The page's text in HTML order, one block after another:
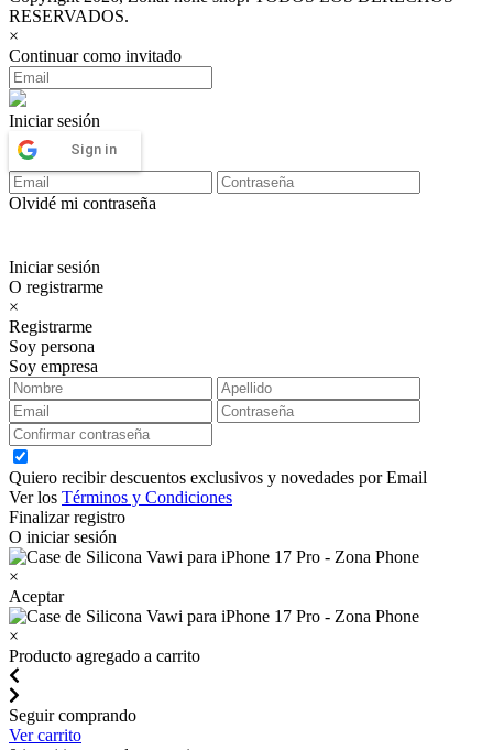
RESERVADOS.
×
Continuar como invitado
Iniciar sesión
Sign in
Olvidé mi contraseña
Iniciar sesión
O registrarme
×
Registrarme
Soy persona
Soy empresa
Quiero recibir descuentos exclusivos y novedades por Email
Ver los Términos y Condiciones
Finalizar registro
O iniciar sesión
×
Aceptar
×
Producto agregado a carrito
Seguir comprando
Ver carrito